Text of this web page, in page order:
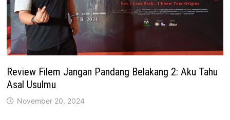
Review Filem Jangan Pandang Belakang 2: Aku Tahu
Asal Usulmu
November 20, 2024